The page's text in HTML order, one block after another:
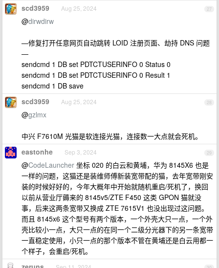
27
scd3959 Aug 25, 2024
@dirwdirw
—修复打开任意网页自动跳转 LOID 注册页面、劫持 DNS 问题
—
sendcmd 1 DB set PDTCTUSERINFO 0 Status 0
sendcmd 1 DB set PDTCTUSERINFO 0 Result 1
sendcmd 1 DB save
28
scd3959 Aug 25, 2024
@gzlmx
中兴 F7610M 光猫是软连接光猫，连接数一大点就会死机。
29
eastonhe Sep 3, 2024
@CodeLauncher 坐标 020 的白云和黄埔，华为 8145X6 也是
一样的问题，这猫还是装维师傅新装宽带配的猫，去年宽带刚安
装的时候好好的，今年大概年中开始就随机重启/死机了，换回
以前从营业厅薅来的 8145v5/ZTE F450 这类 GPON 猫就没
事，后来这两条宽带又换成 ZTE 7615V1 也没出现过这问题。
而且 8145x6 这个型号有两个版本，一个外壳大只一点，一个外
壳比较小一点，大只一点的在同一个二级分光器下的另一条宽带
一直稳定使用，小只一点的那个版本不管在黄埔还是白云用都一
个样子，会重启/死机。